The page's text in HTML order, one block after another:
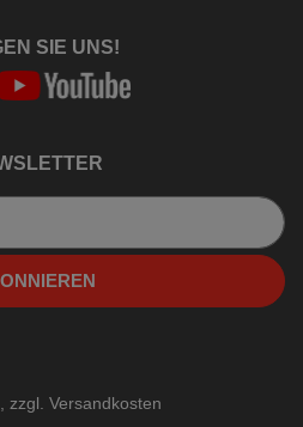
SIE UNS!
zzgl. Versandkosten